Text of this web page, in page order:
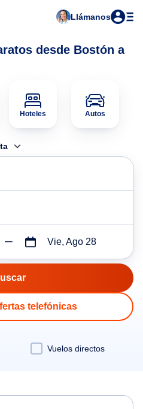
Llámanos
desde Bostón a
Hoteles Autos
Vie, Ago 28
telefónicas
Vuelos directos